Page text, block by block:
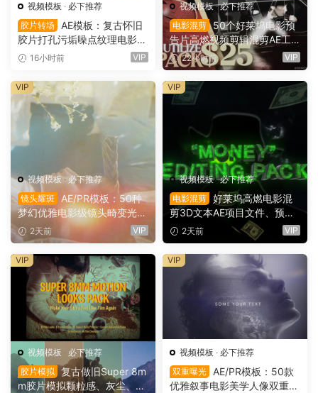
视频模板 · 必下推荐
胶片转场
AE模板：复古怀旧
胶片打孔污垢噪点纹理电影帧
叠加电影短片剪辑转场过渡
16小时前 VIP
视频模板·必下推荐
电影混剪
50个好莱坞电影预
告片高燃视频剪辑混剪AE工
程项目文件+AE预设+叠加层
+视频教程 UTILIZE NEXTLV
L PACK（16780）
22小时前 VIP
视频模板· 必下推荐
镜头耀斑
AE/PR模板：50种
梦幻优雅电影级镜头畸变光学
镜头耀斑折射漏光4K婚礼、
音乐、剪辑转场叠加模板（16
145）
2天前 VIP
VIP
视频模板·必下推荐
电影混剪 好莱坞高燃电影混
剪3D文本AE项目文件、预
设、效果、项目设置素材包 M
oney” Editing Pack（1614
3）
2天前 VIP
VIP
视频模板 · 必下推荐
胶片模拟 复古做旧Super 8m
m胶片模拟颗粒感、灰尘、划
VIP
视频模板 · 必下推荐
双重曝光
AE/PR模板：50款
优雅叙事电影美学人像双重曝
VIP